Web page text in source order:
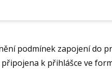
podmínek zapojení do
k přihlášce ve